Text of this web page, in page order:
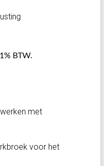
BTW.
met
voor het